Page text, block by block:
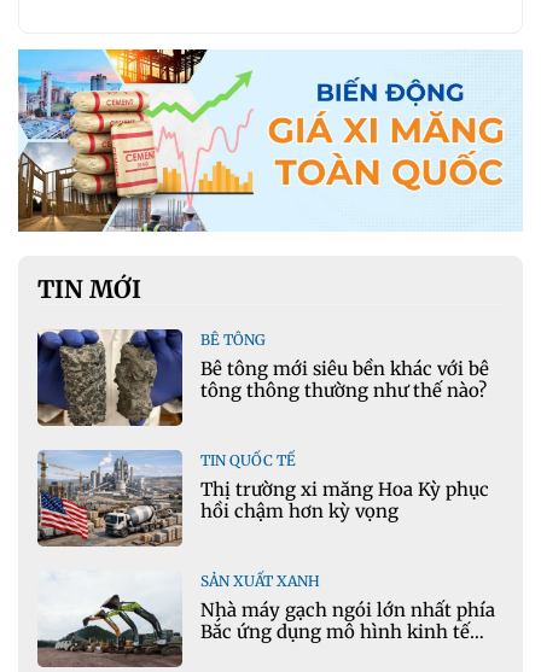
TIN MỚI
BÊ TÔNG
Bê tông mới siêu bền khác với bê
tông thông thường như thế nào?
TIN QUỐC TẾ
Thị trường xi măng Hoa Kỳ phục
hồi chậm hơn kỳ vọng
SẢN XUẤT XANH
Nhà máy gạch ngói lớn nhất phía
Bắc ứng dụng mô hình kinh tế